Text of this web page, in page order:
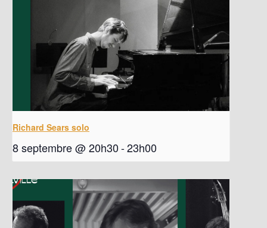
Richard Sears solo
8 septembre @ 20h30-23h00